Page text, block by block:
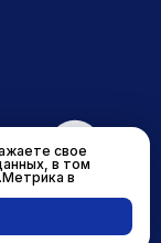
в Вконтакте
в
на канал в
свое
в том
в